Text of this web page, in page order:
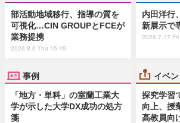
部活動地域移行、指導の質を
可視化…CIN GROUPとFCEが
業務提携
2026.8.6 Thu 15:45
内田洋行
新展示で
2026.7.17
事例
「地方・単科」の室蘭工業大
学が示した大学DX成功の処方
箋
イベン
探究学習
向上、授
高教員向